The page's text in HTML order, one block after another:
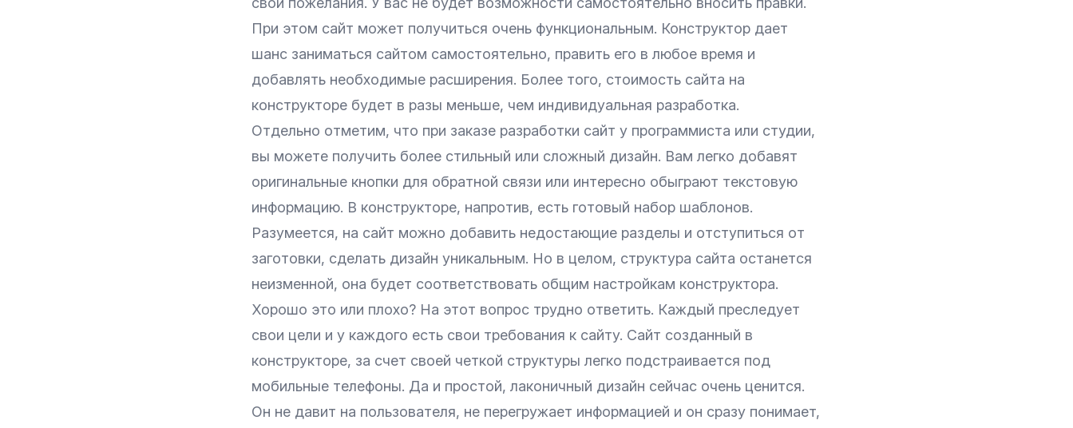
При этом сайт может получиться очень функциональным. Конструктор дает
шанс заниматься сайтом самостоятельно, править его в любое время и
добавлять необходимые расширения. Более того, стоимость сайта на
конструкторе будет в разы меньше, чем индивидуальная разработка.
Отдельно отметим, что при заказе разработки сайт у программиста или студии,
вы можете получить более стильный или сложный дизайн. Вам легко добавят
оригинальные кнопки для обратной связи или интересно обыграют текстовую
информацию. В конструкторе, напротив, есть готовый набор шаблонов.
Разумеется, на сайт можно добавить недостающие разделы и отступиться от
заготовки, сделать дизайн уникальным. Но в целом, структура сайта останется
неизменной, она будет соответствовать общим настройкам конструктора.
Хорошо это или плохо? На этот вопрос трудно ответить. Каждый преследует
свои цели и у каждого есть свои требования к сайту. Сайт созданный в
конструкторе, за счет своей четкой структуры легко подстраивается под
мобильные телефоны. Да и простой, лаконичный дизайн сейчас очень ценится.
Он не давит на пользователя, не перегружает информацией и он сразу понимает,